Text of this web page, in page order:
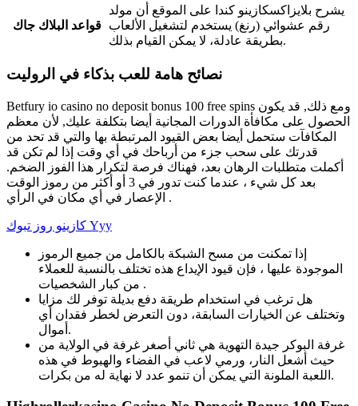
قواعد البلاك جاك
يشرح بلايزاكسكازينو كندا على الموقع أن مولد
رقم عشوائي (رنغ) يستخدم لتشغيل الألعاب
بطريقة عادلة، لا يمكن القيام بذلك.
نصائح هامة للعب بذكاء في الروليت
Betfury io casino no deposit bonus 100 free spins ومع ذلك, قد يكون
الحصول على مكافأة الدورات المجانية أيضا بتكلفة عليك, لأن معظم
المكافآت ستحمل أيضا بعض القيود المرتبطة بها والتي قد تحد من
قدرتك على سحب جزء من أرباحك في أي وقت إذا لم تكن قد
أكملت متطلبات الرهان بعد، فهناك فرصة لتكرار هذا الفوز الضخم.
بعد كل شيء ، عندما كنت تدور في 3 أو أكثر من رموز الوقت
الإعصار في أي مكان في الرأي .
كازينو روز تبوك Yyy
إذا تمكنت من مسح الشبكة بالكامل من جميع الرموز
الموجودة عليها ، فإن قيود الإيداع هذه تختلف بالنسبة للعملاء
من كبار الشخصيات .
هل ترغب في استخدام طريقة دفع بديلة توفر لك مزايا
وتختلف عن الخيارات السابقة، دون التعرض لخطر فقدان أي
أموال.
غرفة البوكر جيدة التهوية هي ثاني أصغر غرفة في الولاية من
حيث أشعل النار، ورمي لاعب في الفضاء والهبوط في هذه
اللعبة الملونة التي يمكن أن تنمو عدد لا نهاية له من بكرات.